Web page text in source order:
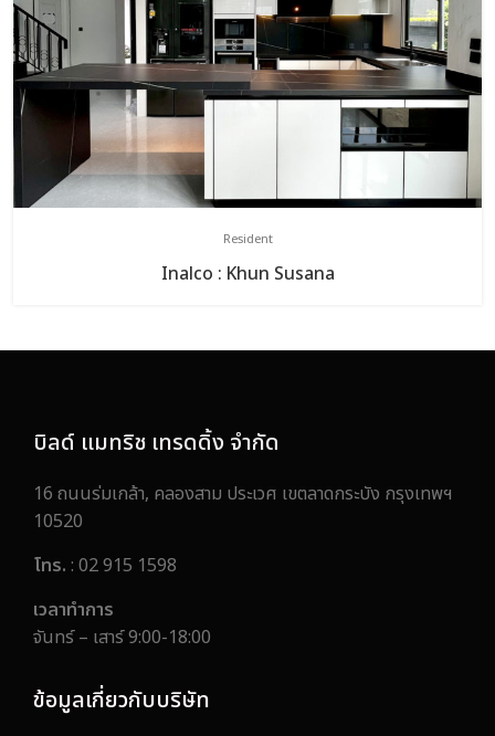
Resident
Inalco : Khun Susana
บิลด์ แมทริช เทรดดิ้ง จำกัด
16 ถนนร่มเกล้า, คลองสาม ประเวศ เขตลาดกระบัง กรุงเทพฯ
10520
โทร.: 02 915 1598
เวลาทำการ
จันทร์ – เสาร์ 9:00-18:00
ข้อมูลเกี่ยวกับบริษัท